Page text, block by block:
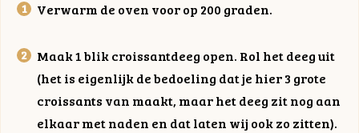
Verwarm de oven voor op 200 graden.
Maak 1 blik croissantdeeg open. Rol het deeg uit
(het is eigenlijk de bedoeling dat je hier 3 grote
croissants van maakt, maar het deeg zit nog aan
elkaar met naden en dat laten wij ook zo zitten).